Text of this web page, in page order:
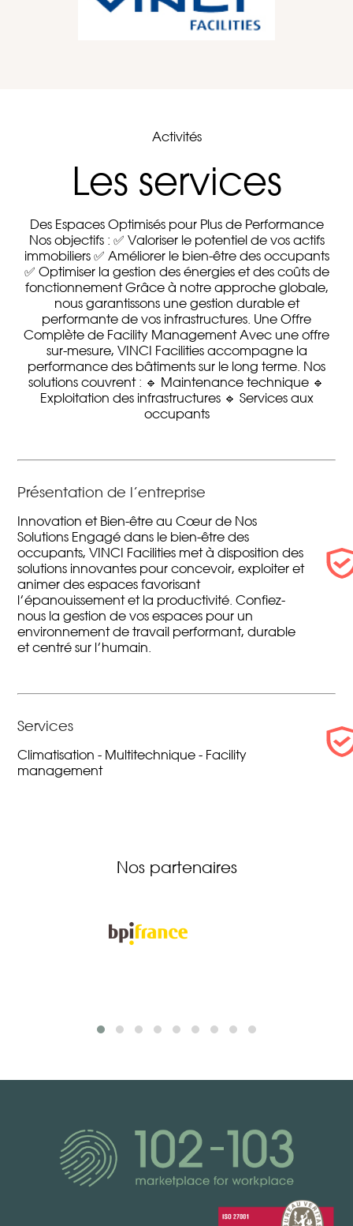
Activités
Les services
Des Espaces Optimisés pour Plus de Performance
Nos objectifs : ✅ Valoriser le potentiel de vos actifs
immobiliers ✅ Améliorer le bien-être des occupants
✅ Optimiser la gestion des énergies et des coûts de
fonctionnement Grâce à notre approche globale,
nous garantissons une gestion durable et
performante de vos infrastructures. Une Offre
Complète de Facility Management Avec une offre
sur-mesure, VINCI Facilities accompagne la
performance des bâtiments sur le long terme. Nos
solutions couvrent : 🔹 Maintenance technique 🔹
Exploitation des infrastructures 🔹 Services aux
occupants
Présentation de l’entreprise
Innovation et Bien-être au Cœur de Nos
Solutions Engagé dans le bien-être des
occupants, VINCI Facilities met à disposition des
solutions innovantes pour concevoir, exploiter et
animer des espaces favorisant
l’épanouissement et la productivité. Confiez-
nous la gestion de vos espaces pour un
environnement de travail performant, durable
et centré sur l’humain.
Services
Climatisation - Multitechnique - Facility
management
Nos partenaires